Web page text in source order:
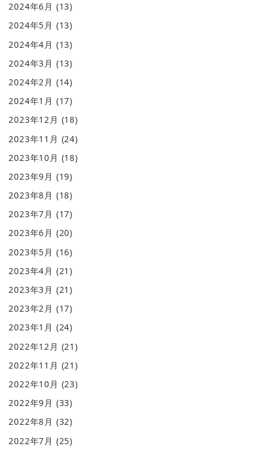
2024年6月 (13)
2024年5月 (13)
2024年4月 (13)
2024年3月 (13)
2024年2月 (14)
2024年1月 (17)
2023年12月 (18)
2023年11月 (24)
2023年10月 (18)
2023年9月 (19)
2023年8月 (18)
2023年7月 (17)
2023年6月 (20)
2023年5月 (16)
2023年4月 (21)
2023年3月 (21)
2023年2月 (17)
2023年1月 (24)
2022年12月 (21)
2022年11月 (21)
2022年10月 (23)
2022年9月 (33)
2022年8月 (32)
2022年7月 (25)